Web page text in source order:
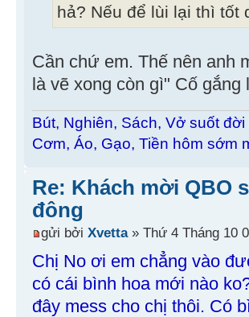
hả? Nếu để lùi lại thì tốt
Cần chứ em. Thế nên anh
là vẽ xong còn gì" Cố
Bút, Nghiên, Sách, Vở suốt
Cơm, Áo, Gạo, Tiền hôm sớm
Re: Khách mời QBO
đông
gửi bởi Xvetta» Thứ 4 Tháng 10
Chị No ơi em chẳng vào
có cái bình hoa mới nào
đây mess cho chị thôi. Có